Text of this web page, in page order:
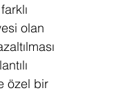
olan
özel bir